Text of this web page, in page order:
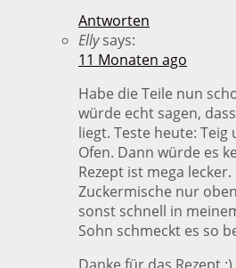
Antworten
Elly says:
11 Monaten ago
Habe die Teile nun
würde echt sagen,
liegt. Teste heute:
Ofen. Dann würde es
Rezept ist mega
Zuckermische nur
sonst schnell in
Sohn schmeckt es so